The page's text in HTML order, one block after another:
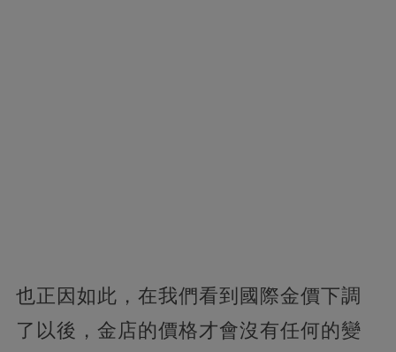
也正因如此，在我們看到國際金價下調
了以後，金店的價格才會沒有任何的變